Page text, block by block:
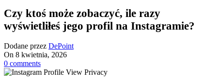
Czy ktoś może zobaczyć, ile razy
wyświetliłeś jego profil na Instagramie?
Dodane przez DePoint
On 8 kwietnia, 2026
0 comments